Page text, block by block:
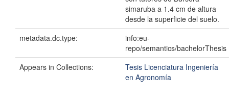
simaruba a 1.4 cm de altura
desde la superficie del suelo.
metadata.dc.type:
info:eu-
repo/semantics/bachelorThesis
Appears in Collections:
Tesis Licenciatura Ingeniería
en Agronomía